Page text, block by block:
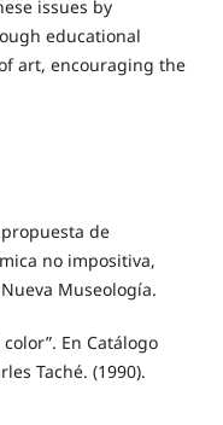
issues by
educational
art, encouraging the
propuesta de
no impositiva,
Museología.
En Catálogo
Taché. (1990).